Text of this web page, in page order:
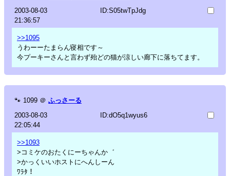
2003-08-03
21:36:57
ID:S05twTpJdg
>>1095
うわーーたまらん寝相です～
今プーキーさんと言わず殆どの猫が涼しい廊下に落ちてます。
🐾 1099 ＠ ふっさーる
2003-08-03
22:05:44
ID:dO5q1wyus6
>>1093
>コミケのおたくにーちゃんか゛
>かっくいいホストにへんしーん
ﾜﾗﾀ！